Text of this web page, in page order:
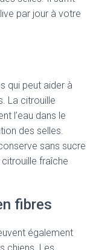
par jour à votre
qui peut aider à
La citrouille
l’eau dans le
des selles.
sans sucre
fraîche
fibres
également